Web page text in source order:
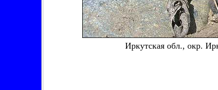
Иркутская обл., окр.